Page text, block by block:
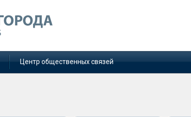
Центр общественных связей